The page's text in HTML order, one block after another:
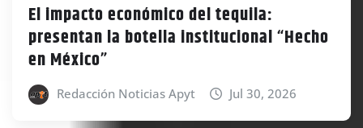
El impacto económico del tequila:
presentan la botella institucional “Hecho
en México”
Redacción Noticias Apyt Jul 30, 2026